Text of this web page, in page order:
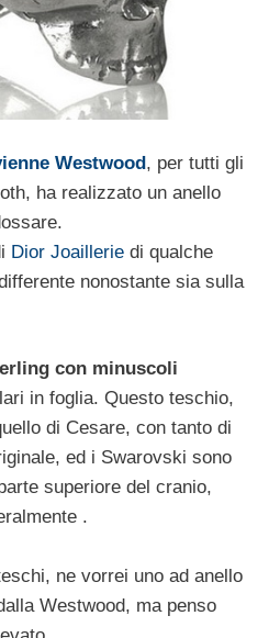
Westwood, per tutti gli
ha realizzato un anello
Dior Joaillerie di qualche
nonostante sia sulla
con minuscoli
in foglia. Questo teschio,
di Cesare, con tanto di
ed i Swarovski sono
superiore del cranio,
.
ne vorrei uno ad anello
Westwood, ma penso